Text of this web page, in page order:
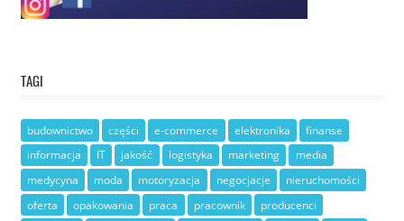
TAGI
budownictwo części e-commerce elektronika
finanse
informacja
IT jakość logistyka marketing
media
medycyna
moda motoryzacja negocjacje
nieruchomości
oferta
opakowania praca pracownik
producenci